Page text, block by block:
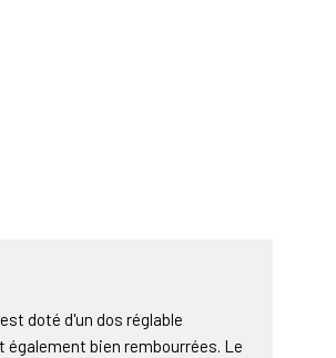
doté d'un dos réglable
bien rembourrées. Le